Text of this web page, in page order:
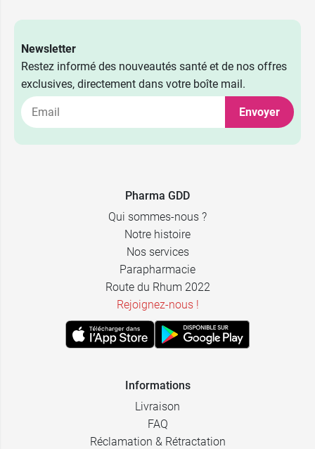
Newsletter
Restez informé des nouveautés santé et de nos offres
exclusives, directement dans votre boîte mail.
Envoyer
Pharma GDD
Qui sommes-nous ?
Notre histoire
Nos services
Parapharmacie
Route du Rhum 2022
Rejoignez-nous !
Informations
Livraison
FAQ
Réclamation & Rétractation